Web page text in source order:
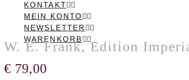
KONTAKT
MEIN KONTO
NEWSLETTER
WARENKORB
W. E. Frank, Edition
€ 79,00